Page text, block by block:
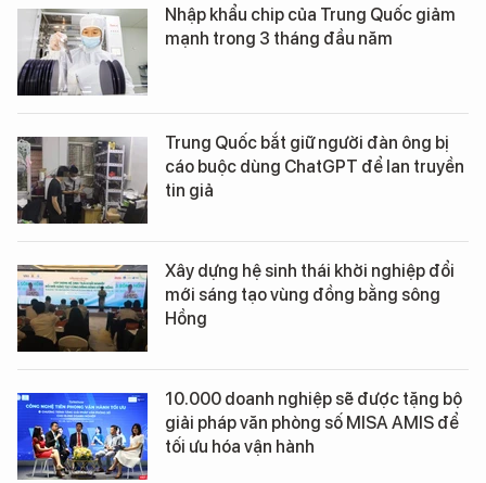
Nhập khẩu chip của Trung Quốc giảm
mạnh trong 3 tháng đầu năm
Trung Quốc bắt giữ người đàn ông bị
cáo buộc dùng ChatGPT để lan truyền
tin giả
Xây dựng hệ sinh thái khởi nghiệp đổi
mới sáng tạo vùng đồng bằng sông
Hồng
10.000 doanh nghiệp sẽ được tặng bộ
giải pháp văn phòng số MISA AMIS để
tối ưu hóa vận hành